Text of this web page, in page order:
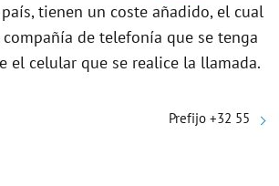
tienen un coste añadido, el cual
de telefonía que se tenga
el celular que se realice la llamada.
Prefijo +32 55